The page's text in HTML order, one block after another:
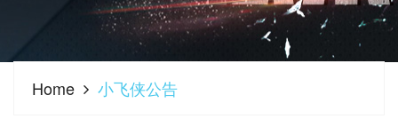
Home 小飞侠公告